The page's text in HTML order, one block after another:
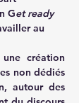
Get ready
au
création
non dédiés
autour des